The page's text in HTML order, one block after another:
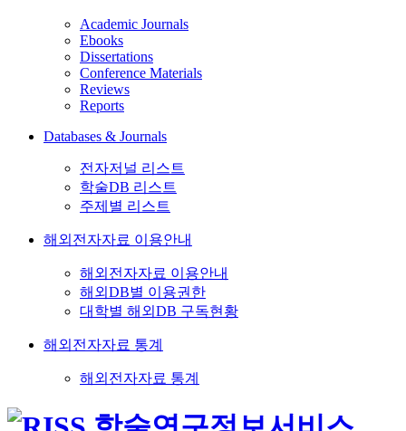
Academic Journals
Ebooks
Dissertations
Conference Materials
Reviews
Reports
Databases & Journals
전자저널 리스트
학술DB 리스트
주제별 리스트
해외전자자료 이용안내
해외전자자료 이용안내
해외DB별 이용권한
대학별 해외DB 구독현황
해외전자자료 통계
해외전자자료 통계